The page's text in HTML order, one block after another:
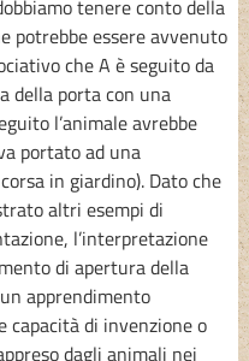
tenere conto della
potrebbe essere avvenuto
che A è seguito da
della porta con una
l’animale avrebbe
portato ad una
in giardino). Dato che
altri esempi di
l’interpretazione
di apertura della
apprendimento
capacità di invenzione o
dagli animali nei